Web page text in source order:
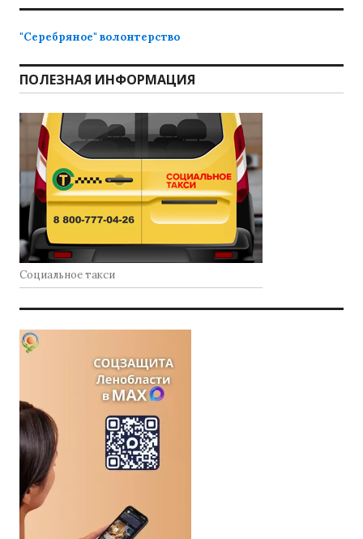
"Серебряное" волонтерство
ПОЛЕЗНАЯ ИНФОРМАЦИЯ
Социальное такси